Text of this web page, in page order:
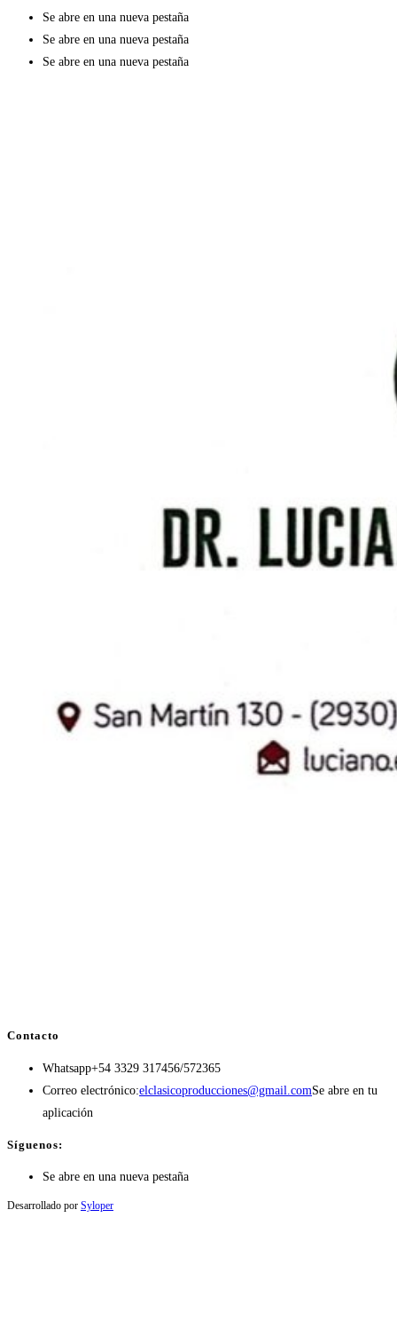
Se abre en una nueva pestaña
Se abre en una nueva pestaña
Se abre en una nueva pestaña
Contacto
Whatsapp+54 3329 317456/572365
Correo electrónico:elclasicoproducciones@gmail.comSe abre en tu
aplicación
Síguenos:
Se abre en una nueva pestaña
Desarrollado por Syloper